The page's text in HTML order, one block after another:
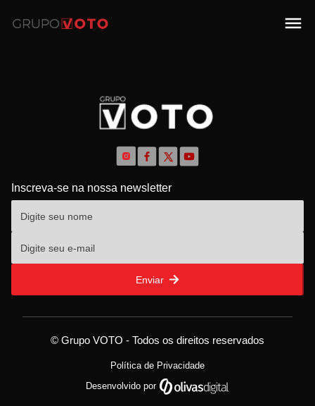
Inscreva-se na nossa newsletter
Enviar
© Grupo VOTO - Todos os direitos reservados
Política de Privacidade
Desenvolvido por